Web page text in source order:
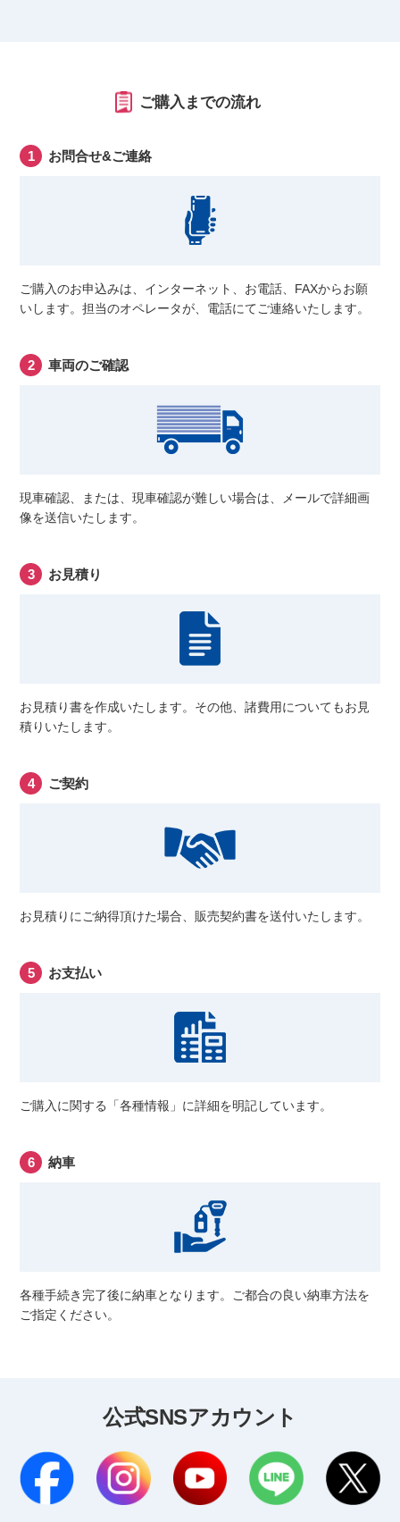
ご購入までの流れ
お問合せ&ご連絡
ご購入のお申込みは、インターネット、お電話、FAXからお願
いします。担当のオペレータが、電話にてご連絡いたします。
車両のご確認
現車確認、または、現車確認が難しい場合は、メールで詳細画
像を送信いたします。
お見積り
お見積り書を作成いたします。その他、諸費用についてもお見
積りいたします。
ご契約
お見積りにご納得頂けた場合、販売契約書を送付いたします。
お支払い
ご購入に関する「各種情報」に詳細を明記しています。
納車
各種手続き完了後に納車となります。ご都合の良い納車方法を
ご指定ください。
公式SNSアカウント